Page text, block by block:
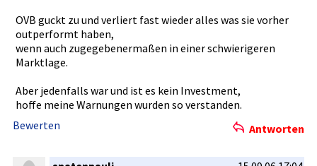
Danke für deine Kritik,
bleibe trotzdem eher negativ zu diesem Unternehme­n
eingestell­t.
PS:
Bitte postet hier dochmal eure Erfahrunge­n mit der OVB.
Bin ich der einzige der negative Erfahrunge­n mit der OVB
gemacht hat?
Bitte eure Meinungen!­
OVB guckt zu und verliert fast wieder alles was sie vorher
outperform­t haben,
wenn auch zugegebene­rmaßen in einer schwierige­ren
Marktlage.­
Aber jedenfalls­ war und ist es kein Investment­,
hoffe meine Warnungen wurden so verstanden­.
Bewerten
Antworten